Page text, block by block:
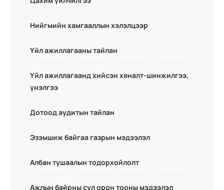
Нийгмийн хамгааллын хэлэлцээр
Үйл ажиллагааны тайлан
Үйл ажиллагаанд хийсэн хяналт-шинжилгээ,
үнэлгээ
Дотоод аудитын тайлан
Эзэмшиж байгаа газрын мэдээлэл
Албан тушаалын тодорхойлолт
Ажлын байрны сул орон тооны мэдээлэл